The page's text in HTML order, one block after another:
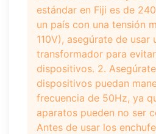
estándar en Fiji es de
un país con una tensión
110V), asegúrate de usar
transformador para
dispositivos. 2.
dispositivos puedan
frecuencia de 50Hz, ya
aparatos pueden no ser
Antes de usar los